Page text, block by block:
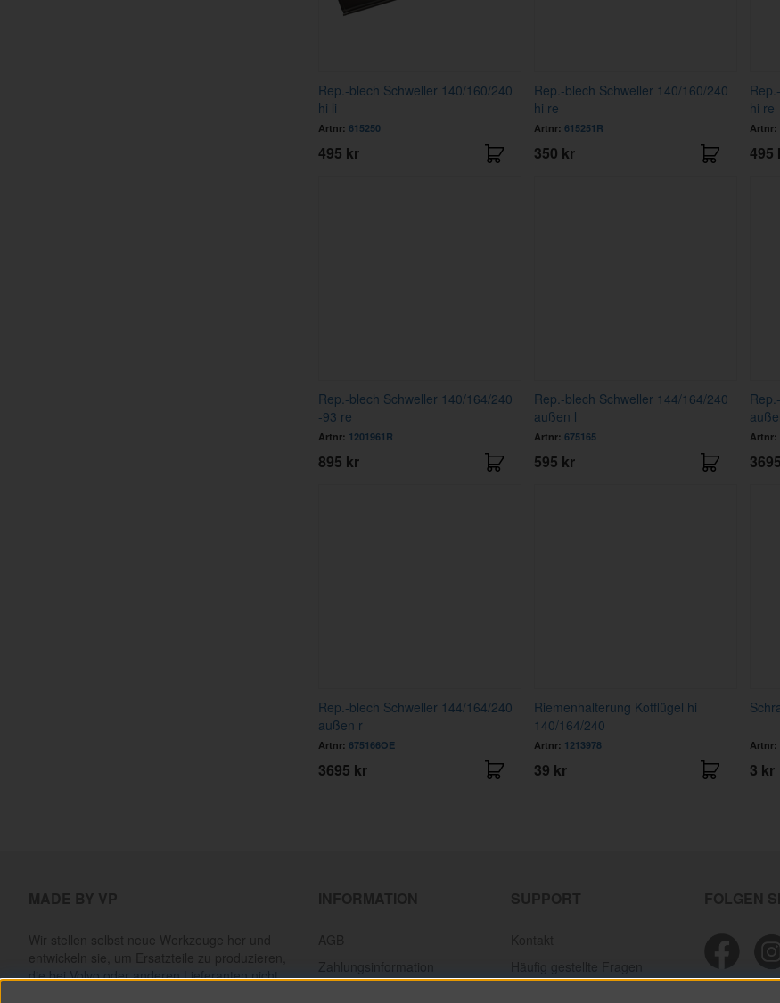
Rep.-blech Schweller 140/160/240
hi li
Artnr: 615250
495 kr
Rep.-blech Schweller 140/160/240
hi re
Artnr: 615251R
350 kr
hi re
Artnr:
495
Rep.-blech Schweller 140/164/240
-93 re
Artnr: 1201961R
895 kr
Rep.-blech Schweller 144/164/240
außen l
Artnr: 675165
595 kr
Artnr:
Rep.-blech Schweller 144/164/240
außen r
Artnr: 675166OE
3695 kr
Riemenhalterung Kotflügel hi
140/164/240
Artnr: 1213978
39 kr
Artnr:
3 kr
entwickeln sie, um Ersatzteile zu produzieren,
die bei Volvo oder anderen Lieferanten nicht
Zahlungsinformation
Häufig gestellte Fragen